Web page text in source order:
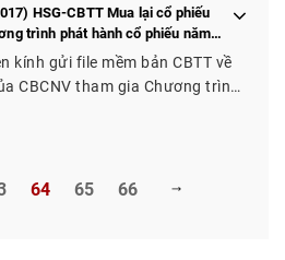
HSG-CBTT Mua lại cổ phiếu
trình phát hành cổ phiếu năm
quỹ
kính gửi file mềm bản CBTT về
CBCNV tham gia Chương trình
2017 nghỉ việc để làm cổ phiếu
64 65 66